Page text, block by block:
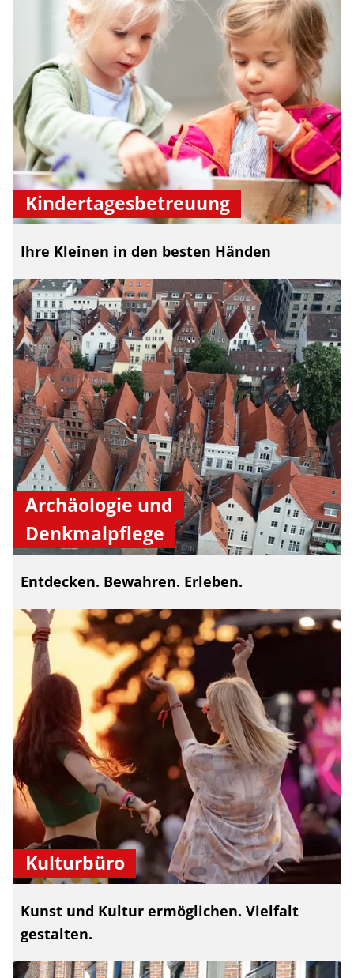
Kindertagesbetreuung
Ihre Kleinen in den besten Händen
Archäologie und
Denkmalpflege
Entdecken. Bewahren. Erleben.
Kulturbüro
Kunst und Kultur ermöglichen. Vielfalt
gestalten.